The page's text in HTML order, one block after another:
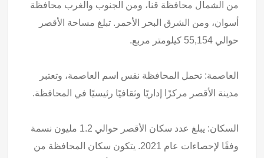
من الشمال محافظة قنا، ومن الجنوب والغرب محافظة
أسوان، ومن الشرق البحر الأحمر. تبلغ مساحة الأقصر
حوالي 55,154 كيلومتر مربع.
العاصمة: تحمل المحافظة نفس اسم العاصمة، وتعتبر
مدينة الأقصر مركزًا إداريًا وثقافيًا رئيسيًا في المحافظة.
السكان: يبلغ عدد سكان الأقصر حوالي 1.2 مليون نسمة
وفقًا لإحصاءات عام 2021. يتكون سكان المحافظة من